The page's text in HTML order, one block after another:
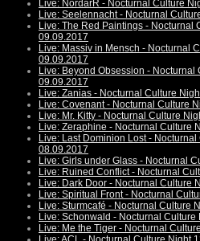
Live: NordarR - Nocturnal Culture
Live: Seelennacht - Nocturnal
Live: The Red Paintings - Nocturnal
09.09.2017
Live: Massiv in Mensch - Nocturnal
09.09.2017
Live: Beyond Obsession - Nocturnal
09.09.2017
Live: Zanias - Nocturnal Culture
Live: Covenant - Nocturnal Culture
Live: Mr. Kitty - Nocturnal Culture
Live: Zeraphine - Nocturnal Culture
Live: Last Dominion Lost -
08.09.2017
Live: Girls under Glass - Nocturnal
Live: Ruined Conflict - Nocturnal
Live: Dark Door - Nocturnal Culture
Live: Spiritual Front - Nocturnal
Live: Sturmcafé - Nocturnal Culture
Live: Schonwald - Nocturnal
Live: Me the Tiger - Nocturnal